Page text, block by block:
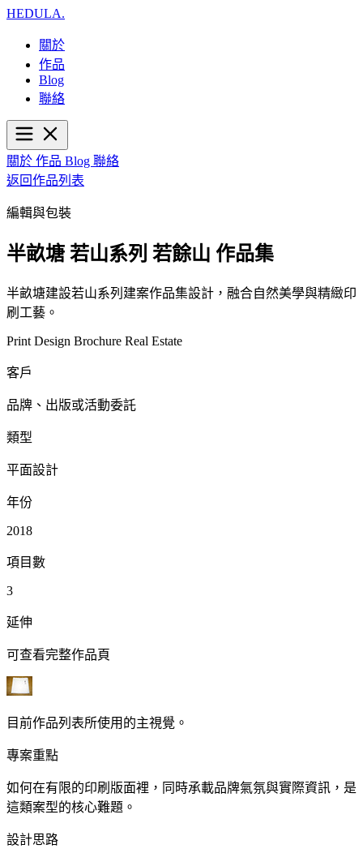
HEDULA.
關於
作品
Blog
聯絡
關於 作品 Blog 聯絡
返回作品列表
編輯與包裝
半畝塘 若山系列 若餘山 作品集
半畝塘建設若山系列建案作品集設計，融合自然美學與精緻印
刷工藝。
Print Design Brochure Real Estate
客戶
品牌、出版或活動委託
類型
平面設計
年份
2018
項目數
3
延伸
可查看完整作品頁
目前作品列表所使用的主視覺。
專案重點
如何在有限的印刷版面裡，同時承載品牌氣氛與實際資訊，是
這類案型的核心難題。
設計思路